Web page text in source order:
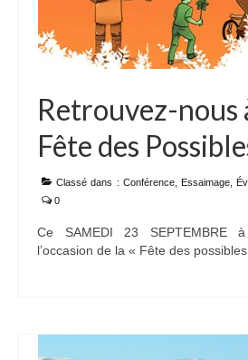
Retrouvez-nous
Fête des
Classé dans : Conférence, Essaimage
0
Ce SAMEDI 23 SEPTEMBRE
l’occasion de la « Fête des possibles